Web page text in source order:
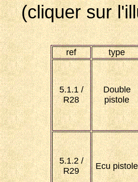
(cliquer sur
ref type
5.1.1 /
R28
Double
pistole
5.1.2 /
R29
Ecu pistole